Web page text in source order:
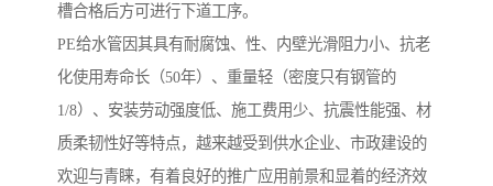
槽合格后方可进行下道工序。
PE给水管因其具有耐腐蚀、性、内壁光滑阻力小、抗老
化使用寿命长（50年）、重量轻（密度只有钢管的
1/8）、安装劳动强度低、施工费用少、抗震性能强、材
质柔韧性好等特点，越来越受到供水企业、市政建设的
欢迎与青睐，有着良好的推广应用前景和显着的经济效